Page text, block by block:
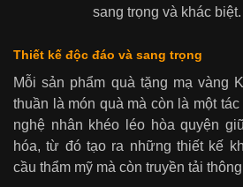
sang trọng và khác biệt.
Thiết kế độc đáo và sang trọng
Mỗi sản phẩm quà tặng mạ vàng
thuần là món quà mà còn là một
nghệ nhân khéo léo hòa quyện
hóa, từ đó tạo ra những thiết kế
cầu thẩm mỹ mà còn truyền tải